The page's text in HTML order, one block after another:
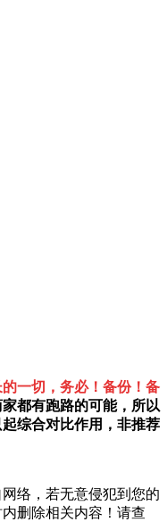
一切，务必！备份！备
都有跑路的可能，所以
综合对比作用，非推荐
络，若无意侵犯到您的
删除相关内容！请查